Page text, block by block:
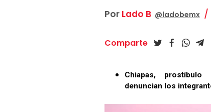
Por Lado B @ladobemx
Comparte
Chiapas,
denuncian los